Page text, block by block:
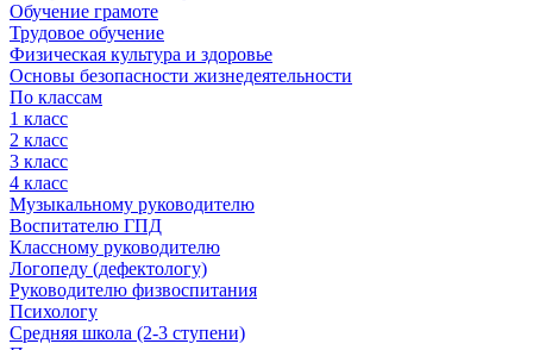
Обучение грамоте
Трудовое обучение
Физическая культура и здоровье
Основы безопасности жизнедеятельности
По классам
1 класс
2 класс
3 класс
4 класс
Музыкальному руководителю
Воспитателю ГПД
Классному руководителю
Логопеду (дефектологу)
Руководителю физвоспитания
Психологу
Средняя школа (2-3 ступени)